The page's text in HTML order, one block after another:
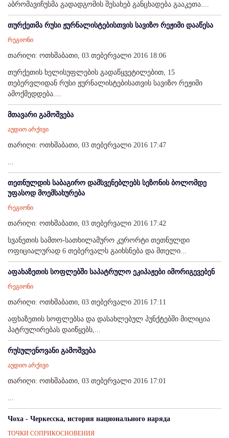
აბრომავიჩუსმა გადადგომის შესახებ განცხადება გააკეთა....
თურქეთმა რუსი ჟურნალისტებისთვის სავიზო რეჟიმი დააწესა
რეგიონი
თარიღი: ოთხშაბათი, 03 თებერვალი 2016 18:06
თურქეთის ხელისუფლების გადაწყვეტილებით, 15
თებერვლიდან რუსი ჟურნალისტებისათვის სავიზო რეჟიმი
ამოქმედდება....
მთავარი გამოშვება
აუდიო არქივი
თარიღი: ოთხშაბათი, 03 თებერვალი 2016 17:47
...
თეთნულდის საბაგირო დამსვენებლებს სეზონის ბოლომდე
უფასოდ მოემსახურება
რეგიონი
თარიღი: ოთხშაბათი, 03 თებერვალი 2016 17:42
სვანეთის სამთო-სათხილამურო კურორტი თეთნულდი
ოფიციალურად 6 თებერვალს გაიხსნება და მთელი...
აფახაზეთის სოფლებში საპატრულო ეკიპაჟები იმორიგევებენ
რეგიონი
თარიღი: ოთხშაბათი, 03 თებერვალი 2016 17:11
აფხაზეთის სოფლებსა და დასახლებულ პუნქტებში მილიცია
პატრულირებას დაიწყებს,...
რუსულენოვანი გამოშვება
აუდიო არქივი
თარიღი: ოთხშაბათი, 03 თებერვალი 2016 17:01
...
Чоха - Черкесска, история национального наряда
ТОЧКИ СОПРИКОСНОВЕНИЯ